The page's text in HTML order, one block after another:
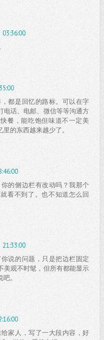
都是回忆的路标。可以在字
电话、电邮、微信等等沟通方
餐，能吃饱但味道不一定美
的东西越来越少了。
的侧边栏有改动吗？我那个
看不到了。也不知道怎么回
说的问题，只是把边栏固定
美观不时髦，但所有都能显示
。
家人，写了一大段内容，好